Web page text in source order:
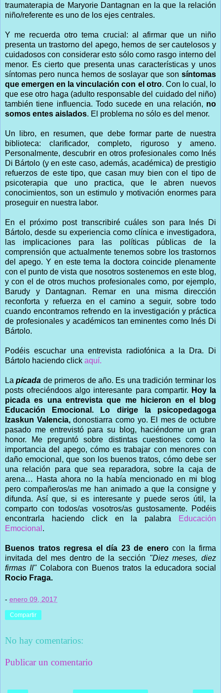
traumaterapia de Maryorie Dantagnan en la que la relación
niño/referente es uno de los ejes centrales.
Y me recuerda otro tema crucial: al afirmar que un niño
presenta un trastorno del apego, hemos de ser cautelosos y
cuidadosos con considerar esto sólo como rasgo interno del
menor. Es cierto que presenta unas características y unos
síntomas pero nunca hemos de soslayar que son síntomas
que emergen en la vinculación con el otro. Con lo cual, lo
que ese otro haga (adulto responsable del cuidado del niño)
también tiene influencia. Todo sucede en una relación, no
somos entes aislados. El problema no sólo es del menor.
Un libro, en resumen, que debe formar parte de nuestra
biblioteca: clarificador, completo, riguroso y ameno.
Personalmente, descubrir en otros profesionales como Inés
Di Bártolo (y en este caso, además, académica) de prestigio
refuerzos de este tipo, que casan muy bien con el tipo de
psicoterapia que uno practica, que le abren nuevos
conocimientos, son un estimulo y motivación enormes para
proseguir en nuestra labor.
En el próximo post transcribiré cuáles son para Inés Di
Bártolo, desde su experiencia como clínica e investigadora,
las implicaciones para las políticas públicas de la
comprensión que actualmente tenemos sobre los trastornos
del apego. Y en este tema la doctora coincide plenamente
con el punto de vista que nosotros sostenemos en este blog,
y con el de otros muchos profesionales como, por ejemplo,
Barudy y Dantagnan. Remar en una misma dirección
reconforta y refuerza en el camino a seguir, sobre todo
cuando encontramos refrendo en la investigación y práctica
de profesionales y académicos tan eminentes como Inés Di
Bártolo.
Podéis escuchar una entrevista radiofónica a la Dra. Di
Bártolo haciendo click aquí.
Lapicada de primeros de año. Es una tradición terminar los
posts ofreciéndoos algo interesante para compartir. Hoy la
picada es una entrevista que me hicieron en el blog
Educación Emocional. Lo dirige la psicopedagoga
Izaskun Valencia,donostiarra como yo. El mes de octubre
pasado me entrevistó para su blog, haciéndome un gran
honor. Me preguntó sobre distintas cuestiones como la
importancia del apego, cómo es trabajar con menores con
daño emocional, que son los buenos tratos, cómo debe ser
una relación para que sea reparadora, sobre la caja de
arena… Hasta ahora no la había mencionado en mi blog
pero compañeros/as me han animado a que la consigne y
difunda. Así que, si es interesante y puede seros útil, la
comparto con todos/as vosotros/as gustosamente. Podéis
encontrarla haciendo click en la palabra
Educación
Emocional .
Buenos tratos regresa el día 23 de enerocon la firma
invitada del mes dentro de la sección "Diez meses, diez
firmas II"Colabora con Buenos tratos la educadora social
Rocio Fraga.
- enero 09, 2017
Compartir
No hay comentarios:
Publicar un comentario